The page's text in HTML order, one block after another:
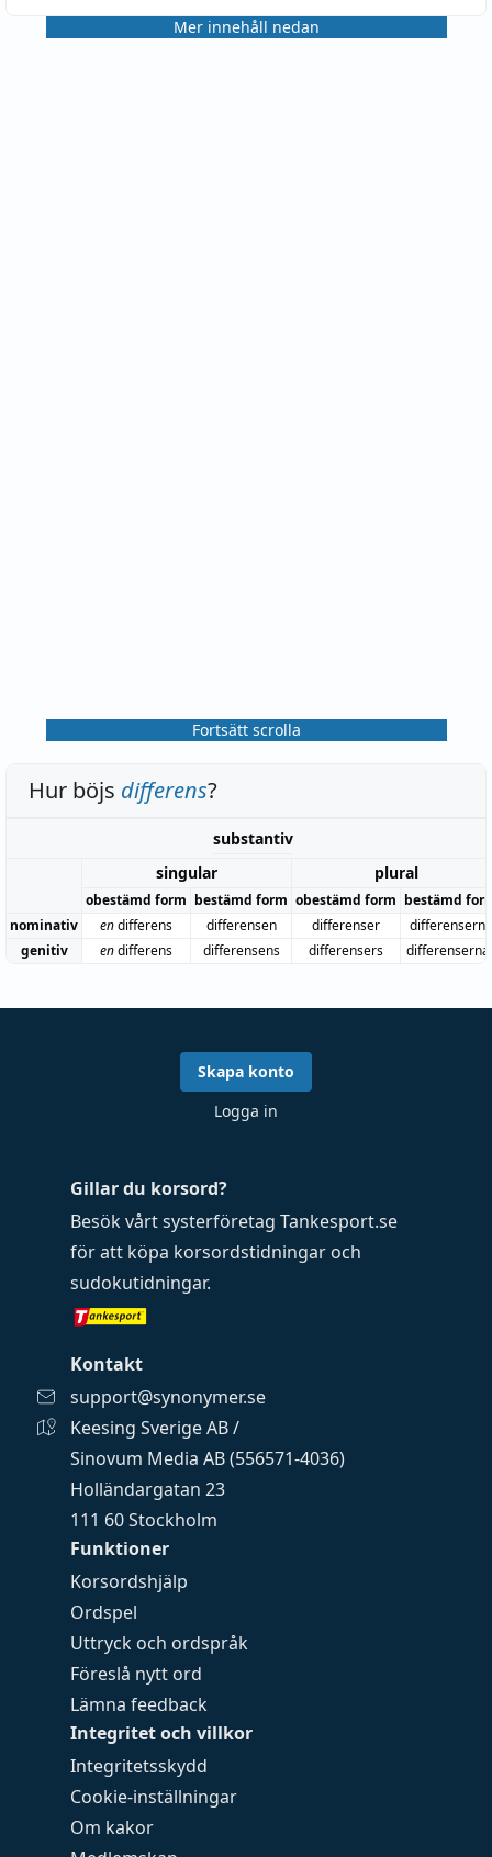
Mer innehåll nedan
Fortsätt scrolla
Hur böjs differens?
substantiv
singular
plural
obestämd form bestämd form obestämd form bestämd
nominativ
endifferens differensen differenser
differenserna
genitiv
endifferens differensens differensers
Funktioner
Korsordshjälp
Ordspel
Uttryck och ordspråk
Föreslå nytt ord
Lämna feedback
Integritet och villkor
Integritetsskydd
Cookie-inställningar
Om kakor
Gillar du korsord?
Besök vårt systerföretag Tankesport.se
för att köpa korsordstidningar och
sudokutidningar.
Kontakt
support@synonymer.se
Keesing Sverige AB /
Sinovum Media AB (556571-4036)
Holländargatan 23
111 60 Stockholm
Skapa konto
Logga in